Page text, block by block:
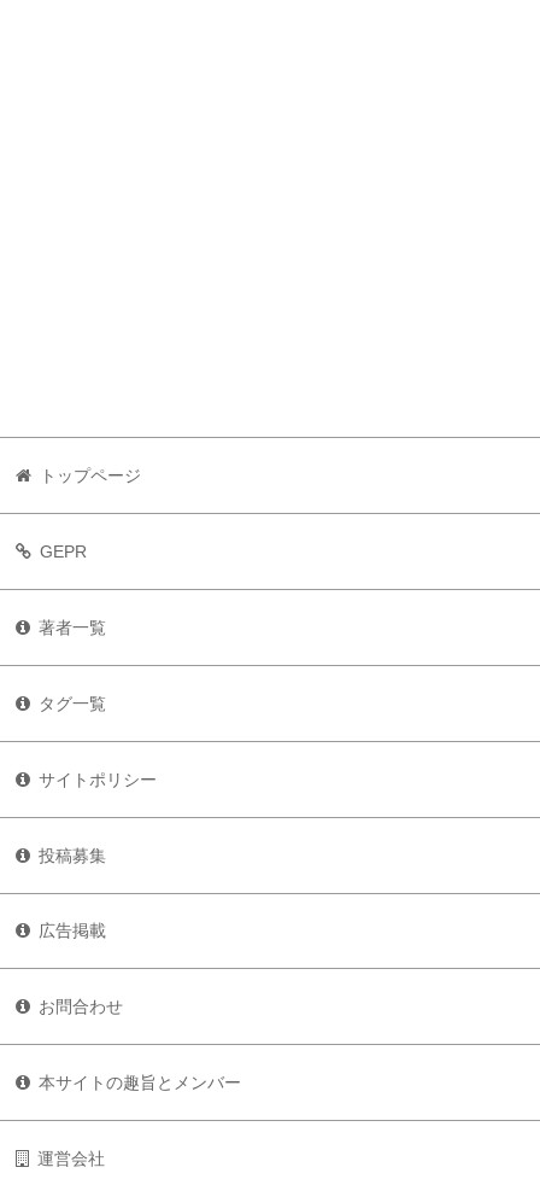
トップページ
GEPR
著者一覧
タグ一覧
サイトポリシー
投稿募集
広告掲載
お問合わせ
本サイトの趣旨とメンバー
運営会社